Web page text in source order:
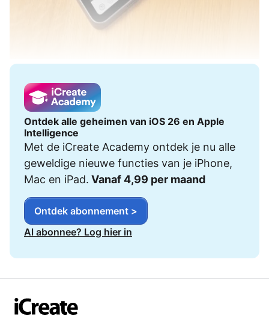
Ontdek alle geheimen van iOS 26 en Apple
Intelligence
Met de iCreate Academy ontdek je nu alle
geweldige nieuwe functies van je iPhone,
Mac en iPad. Vanaf 4,99 per maand
Ontdek abonnement >
Al abonnee? Log hier in